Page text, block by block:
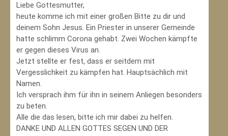
Liebe Gottesmutter,
heute komme ich mit einer großen Bitte zu dir und
deinem Sohn Jesus. Ein Priester in unserer Gemeinde
hatte schlimm Corona gehabt. Zwei Wochen kämpfte
er gegen dieses Virus an.
Jetzt stellte er fest, dass er seitdem mit
Vergesslichkeit zu kämpfen hat. Hauptsächlich mit
Namen.
Ich versprach ihm für ihn in seinem Anliegen besonders
zu beten.
Alle die das lesen, bitte ich mir dabei zu helfen.
DANKE UND ALLEN GOTTES SEGEN UND DER